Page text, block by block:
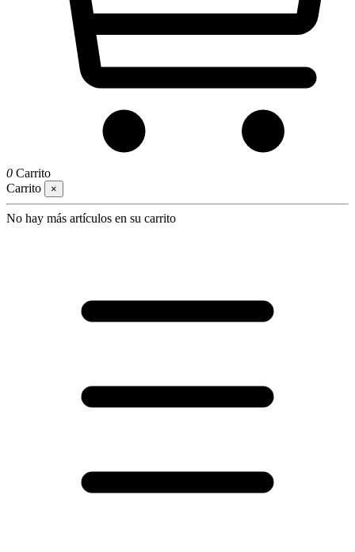
0 Carrito
Carrito
×
No hay más artículos en su carrito